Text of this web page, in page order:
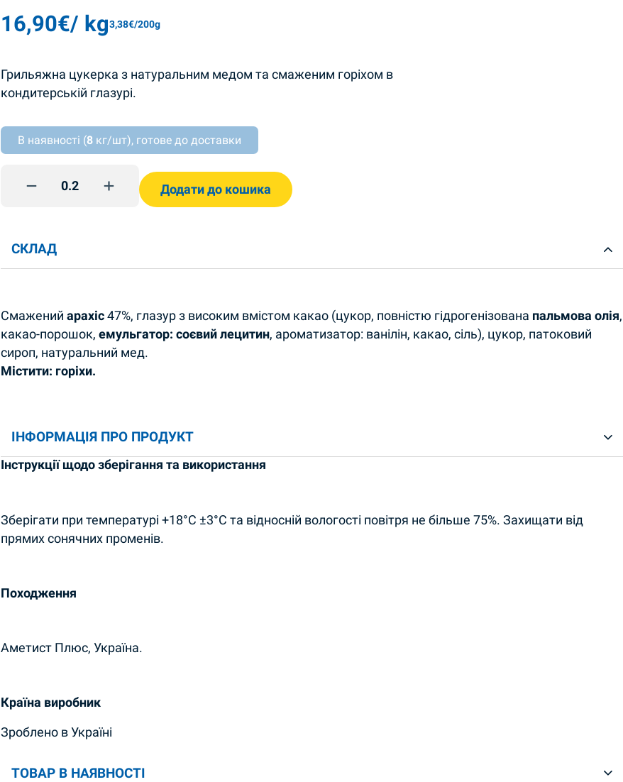
16,90€/ kg3,38€/200g
Грильяжна цукерка з натуральним медом та смаженим горіхом в
кондитерській глазурі.
В наявності (8 кг/шт), готове до доставки
Метеорити Аметист lviv quantity
Додати до кошика
СКЛАД
Смаженийарахіс 47%, глазур з високим вмістом какао (цукор, повністю гідрогенізована пальмова олія,
какао-порошок,емульгатор: соєвий лецитин, ароматизатор: ванілін, какао, сіль), цукор, патоковий
сироп, натуральний мед.
Містити: горіхи.
ІНФОРМАЦІЯ ПРО ПРОДУКТ
Інструкції щодо зберігання та використання
Зберігати при температурі +18°C ±3°C та відносній вологості повітря не більше 75%. Захищати від
прямих сонячних променів.
Походження
Аметист Плюс, Україна.
Країна виробник
Зроблено в Україні
ТОВАР В НАЯВНОСТІ